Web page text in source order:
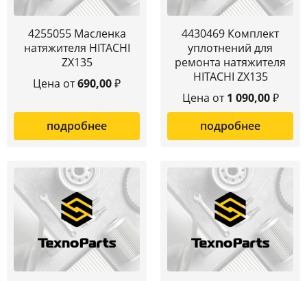
4255055 Масленка
натяжителя HITACHI
ZX135
Цена от690,00₽
подробнее
4430469 Комплект
уплотнений для
ремонта натяжителя
HITACHI ZX135
Цена от1 090,00₽
подробнее